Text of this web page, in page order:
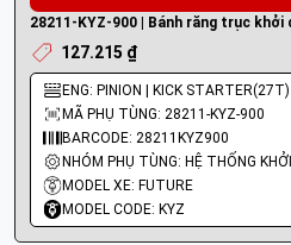
28211-KYZ-900 | Bánh răng trục khởi
127.215 ₫
ENG: PINION | KICK STARTER(27T)
MÃ PHỤ TÙNG: 28211-KYZ-900
BARCODE: 28211KYZ900
MODEL XE: FUTURE
MODEL CODE: KYZ